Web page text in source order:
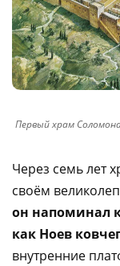
Первый храм
Через семь лет
своём
он напоминал
как Ноев
внутренние